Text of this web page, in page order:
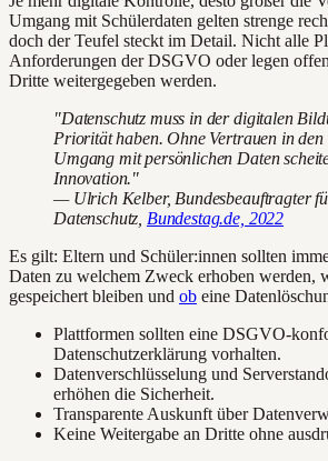
Umgang mit Schülerdaten gelten strenge
doch der Teufel steckt im Detail. Nicht alle
Anforderungen der DSGVO oder legen
Dritte weitergegeben werden.
"Datenschutz muss in der digitalen
Priorität haben. Ohne Vertrauen in den
Umgang mit persönlichen Daten
Innovation."
— Ulrich Kelber, Bundesbeauftragter
Datenschutz, Bundestag.de, 2022
Es gilt: Eltern und Schüler:innen sollten
Daten zu welchem Zweck erhoben werden,
gespeichert bleiben und ob eine
Plattformen sollten eine DSGVO-
Datenschutzerklärung vorhalten.
Datenverschlüsselung und
erhöhen die Sicherheit.
Transparente Auskunft über
Keine Weitergabe an Dritte ohne